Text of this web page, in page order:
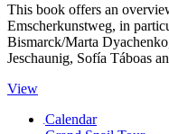
This book offers an
Emscherkunstweg, in
Bismarck/Marta
Jeschaunig, Sofía Táboas
View
Calendar